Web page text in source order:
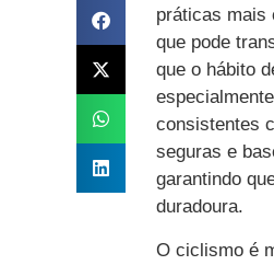
práticas mais
que pode
que o hábito
consistentes
seguras e
garantindo
duradoura.
O ciclismo é